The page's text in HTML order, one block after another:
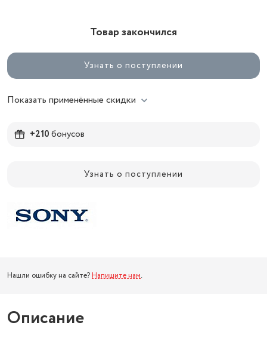
Товар закончился
Узнать о поступлении
Показать применённые скидки
+210бонусов
Узнать о поступлении
Нашли ошибку на сайте? Напишите нам.
Описание